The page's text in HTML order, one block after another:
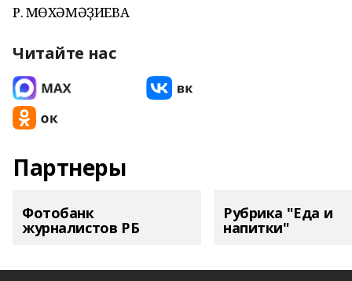
Р. МӨХӘМӘҘИЕВА
Читайте нас
Партнеры
Фотобанк
журналистов РБ
Рубрика "Еда и
напитки"